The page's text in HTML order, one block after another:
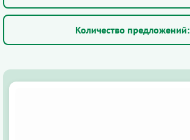
Количество предложений: